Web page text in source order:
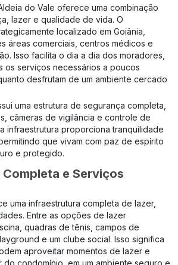
do Vale oferece uma combinação
lazer e qualidade de vida. O
localizado em Goiânia,
áreas comerciais, centros médicos e
Isso facilita o dia a dia dos moradores,
os serviços necessários a poucos
desfrutam de um ambiente cercado
uma estrutura de segurança completa,
câmeras de vigilância e controle de
infraestrutura proporciona tranquilidade
que vivam com paz de espírito
e protegido.
e Serviços
uma infraestrutura completa de lazer,
Entre as opções de lazer
quadras de tênis, campos de
e um clube social. Isso significa
aproveitar momentos de lazer e
do condomínio, em um ambiente seguro e